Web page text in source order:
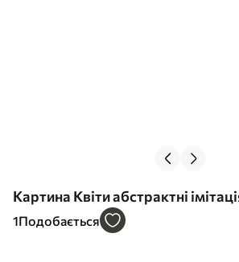
Картина Квіти абстрактні
s45115
1Подобається